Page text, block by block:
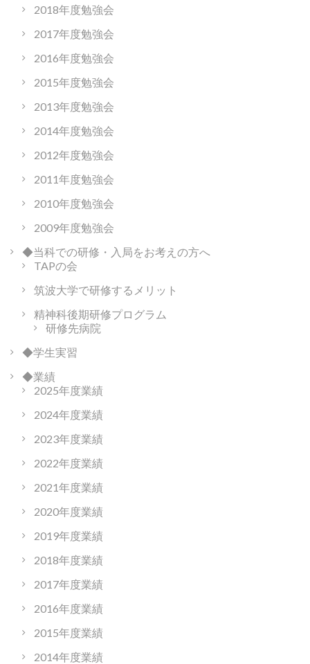
2018年度勉強会
2017年度勉強会
2016年度勉強会
2015年度勉強会
2013年度勉強会
2014年度勉強会
2012年度勉強会
2011年度勉強会
2010年度勉強会
2009年度勉強会
◆当科での研修・入局をお考えの方へ
TAPの会
筑波大学で研修するメリット
精神科後期研修プログラム
研修先病院
◆学生実習
◆業績
2025年度業績
2024年度業績
2023年度業績
2022年度業績
2021年度業績
2020年度業績
2019年度業績
2018年度業績
2017年度業績
2016年度業績
2015年度業績
2014年度業績